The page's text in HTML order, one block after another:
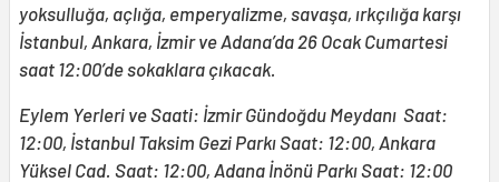
yoksulluğa, açlığa, emperyalizme, savaşa, ırkçılığa karşı
İstanbul, Ankara, İzmir ve Adana’da 26 Ocak Cumartesi
saat 12:00’de sokaklara çıkacak.
Eylem Yerleri ve Saati: İzmir Gündoğdu Meydanı Saat:
12:00, İstanbul Taksim Gezi Parkı Saat: 12:00, Ankara
Yüksel Cad. Saat: 12:00, Adana İnönü Parkı Saat: 12:00